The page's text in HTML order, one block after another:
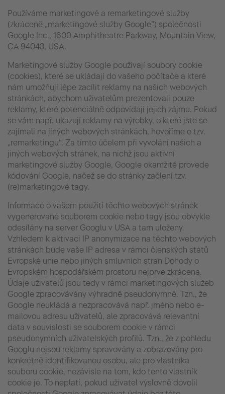
Používáme marketingové a remarketingové služby
(zkráceně „marketingové služby Google”) společnosti
Google Inc., 1600 Amphitheatre Parkway, Mountain View,
CA 94043, USA.
Marketingové služby Google používají soubory cookie
(cookies), které se ukládají do vašeho počítače a které
nám umožňují lépe zacílit reklamy na našich webových
stránkách, abychom uživatelům prezentovali pouze
reklamy, které potenciálně odpovídají jejich zájmu. Pokud
se vám např. ukazují reklamy na výrobky, o které jste se
zajímali na jiných webových stránkách, hovoříme o tzv.
„remarketingu“. Za tímto účelem při vyvolání našich a
jiných webových stránek, na nichž jsou aktivní
marketingové služby Google, Google okamžitě provede
kódování Google, načež se do stránky začlení tzv.
(re)marketingové tagy.
Informace o vašem použití těchto webových stránek
vygenerované souborem cookie nebo tagy jsou obvykle
odesílány na server Googlu v USA a tam uloženy.
Vzhledem k aktivaci IP anonymizace na těchto webových
stránkách bude vaše IP adresa v rámci členských států
Evropské unie nebo jiných smluvních stran Dohody o
Evropském hospodářském prostoru nejprve zkrácena.
Údaje uživatelů jsou tedy v rámci marketingových služeb
Google zpracovávány výhradně pseudonymně. Tzn., že
Google neukládá a nezpracovává např. jméno nebo e-
mailovou adresu uživatelů, ale zpracovává relevantní
data v souvislosti se souborem cookie v rámci
pseudonymních uživatelských profilů. Tzn., že z pohledu
Googlu nejsou reklamy spravovány a zobrazovány pro
konkrétně identifikovanou osobu, ale pro vlastníka
souboru cookie, nezávisle na tom, kdo tento vlastník
cookie je. To neplatí, pokud uživatel výslovně dovolil